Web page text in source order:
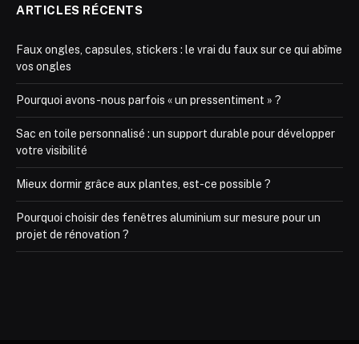
ARTICLES RÉCENTS
Faux ongles, capsules, stickers : le vrai du faux sur ce qui abîme
vos ongles
Pourquoi avons-nous parfois « un pressentiment » ?
Sac en toile personnalisé : un support durable pour développer
votre visibilité
Mieux dormir grâce aux plantes, est-ce possible ?
Pourquoi choisir des fenêtres aluminium sur mesure pour un
projet de rénovation ?